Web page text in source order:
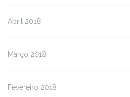
Abril 2018
Março 2018
Fevereiro 2018